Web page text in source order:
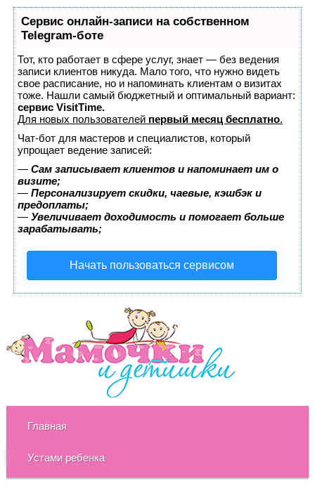
Сервис онлайн-записи на собственном
Telegram-боте
Тот, кто работает в сфере услуг, знает — без ведения
записи клиентов никуда. Мало того, что нужно видеть
свое расписание, но и напоминать клиентам о визитах
тоже. Нашли самый бюджетный и оптимальный вариант:
сервис VisitTime.
Для новых пользователей первый месяц бесплатно.
Чат-бот для мастеров и специалистов, который
упрощает ведение записей:
— Сам записывает клиентов и напоминает им о
визите;
— Персонализирует скидки, чаевые, кэшбэк и
предоплаты;
— Увеличивает доходимость и помогает больше
зарабатывать;
Начать пользоваться сервисом
Главная
Устами ребенка